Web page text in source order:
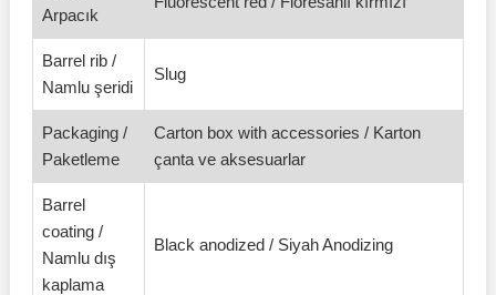
Arpacık
Barrel rib /
Namlu şeridi
Slug
Packaging /
Paketleme
Carton box with accessories / Karton
çanta ve aksesuarlar
Barrel
coating /
Namlu dış
kaplama
Black anodized / Siyah Anodizing